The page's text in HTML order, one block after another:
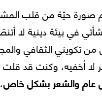
حيّة من قلب
في بيئة دينية لا
من تكويني الثقافي
لا أخفيه، وكنت قد
عام والشعر بشكل خاص